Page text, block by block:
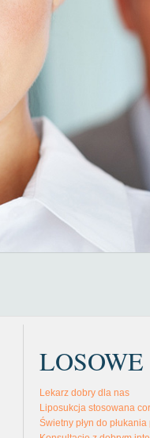
Lekarz dobry dla nas
Liposukcja stosowana
Świetny płyn do